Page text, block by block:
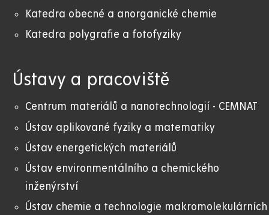
Katedra obecné a anorganické chemie
Katedra polygrafie a fotofyziky
Ústavy a pracoviště
Centrum materiálů a nanotechnologií - CEMNAT
Ústav aplikované fyziky a matematiky
Ústav energetických materiálů
Ústav environmentálního a chemického
inženýrství
Ústav chemie a technologie makromolekulárních